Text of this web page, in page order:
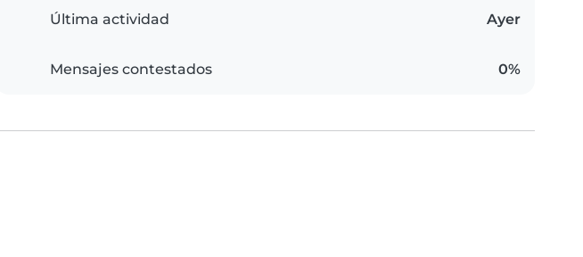
Última actividad Ayer
Mensajes contestados 0%